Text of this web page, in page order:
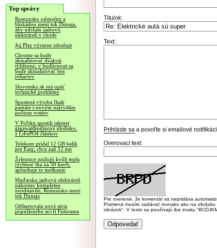
Top správy
Rumunsko odstrelmi a
blokádou mení tok Dunaja,
aby udržalo jadrovú
elektráreň v chode
Joj Play výrazne zdražuje
Chrome sa bude
aktualizovať dvakrát
týždenne, v budúcnosti sa
bude aktualizovať bez
reštartov
Slovensko.sk má opäť
technické problémy
Spustená výroba flash
pamäte s novým najvyšším
počtom vrstiev
V Poľsku spustili takmer
gigawatthodinové úložisko,
z LiFePO4 článkov
Telekom pridal 12 GB balík
pre Easy, chce zaň 12 eur
Železnice znižujú kvôli teplu
rýchlosť iba na 50 km/h,
spôsobuje to meškanie
Maďarsko jadrovú elektráreň
nakoniec kompletne
neodstavilo, Rumunsko mení
tok Dunaja
Odštartovala nová séria
populárneho sci-fi Futurama
Titulok:
Text:
Prihláste sa a povoľte si emailové
Overovací text:
Pre overenie, že komentár sa nepridáva
Písmená musíte zadávať rovnako ako na
obrázok". V texte sa používajú iba znaky